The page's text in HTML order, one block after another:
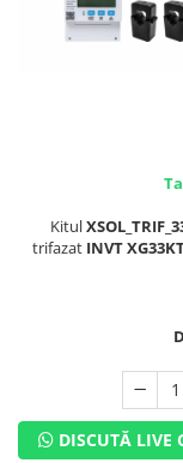
Kitul
trifazat INVT
DISCUTĂ LIVE